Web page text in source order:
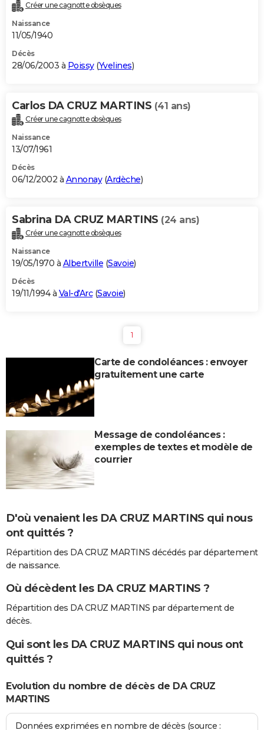
Créer une cagnotte obsèques
Naissance
11/05/1940
Décès
28/06/2003 à Poissy(Yvelines)
Carlos DA CRUZ MARTINS (41 ans)
Créer une cagnotte obsèques
Naissance
13/07/1961
Décès
06/12/2002 à Annonay(Ardèche)
Sabrina DA CRUZ MARTINS (24 ans)
Créer une cagnotte obsèques
Naissance
19/05/1970 à Albertville (Savoie)
Décès
19/11/1994 à Val-d'Arc(Savoie)
1
Carte de condoléances : envoyer
gratuitement une carte
Message de condoléances :
exemples de textes et modèle de
courrier
D'où venaient les DA CRUZ MARTINS qui nous
ont quittés ?
Répartition des DA CRUZ MARTINS décédés par département
de naissance.
Où décèdent les DA CRUZ MARTINS ?
Répartition des DA CRUZ MARTINS par département de
décès.
Qui sont les DA CRUZ MARTINS qui nous ont
quittés ?
Evolution du nombre de décès de DA CRUZ
MARTINS
Données exprimées en nombre de décès (source :